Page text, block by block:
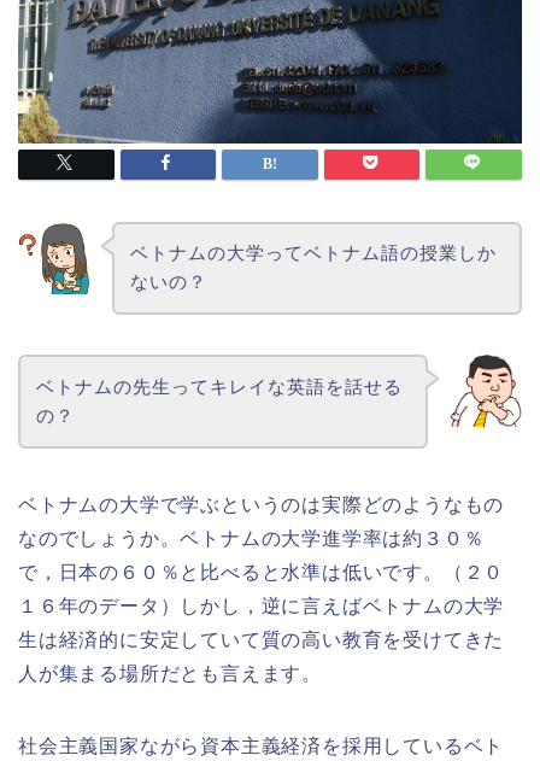
ベトナムの大学ってベトナム語の授業しか
ないの？
ベトナムの先生ってキレイな英語を話せる
の？
ベトナムの大学で学ぶというのは実際どのようなもの
なのでしょうか。ベトナムの大学進学率は約３０％
で，日本の６０％と比べると水準は低いです。（２０
１６年のデータ）しかし，逆に言えばベトナムの大学
生は経済的に安定していて質の高い教育を受けてきた
人が集まる場所だとも言えます。
社会主義国家ながら資本主義経済を採用しているベト